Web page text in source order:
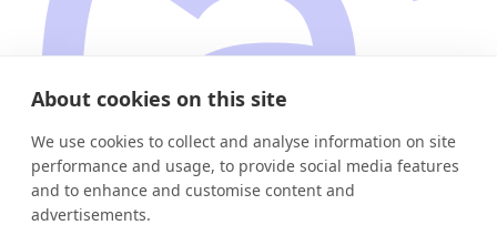
About cookies on this site
We use cookies to collect and analyse information on site
performance and usage, to provide social media features
and to enhance and customise content and
advertisements.